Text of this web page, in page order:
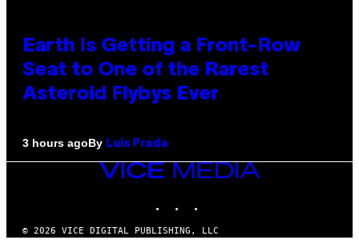
Earth Is Getting a Front-Row
Seat to One of the Rarest
Asteroid Flybys Ever
3 hours agoBy Luis Prada
VICE
MEDIA
© 2026 VICE DIGITAL PUBLISHING, LLC